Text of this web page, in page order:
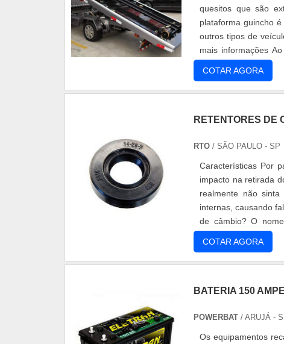
quesitos que são
plataforma guincho
outros tipos de
mais informações
verificar, em prim....
COTAR AGORA
RETENTORES DE
RTO/ SÃO PAULO - SP
Características Por
impacto na retirada
realmente não
internas, causando
de câmbio? O
COTAR AGORA
BATERIA 150
POWERBAT/ ARUJÁ -
Os equipamentos